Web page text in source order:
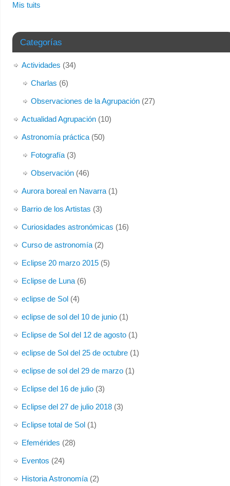
Mis tuits
Categorías
Actividades (34)
Charlas (6)
Observaciones de la Agrupación(27)
Actualidad Agrupación(10)
Astronomía práctica(50)
Fotografía(3)
Observación(46)
Aurora boreal en Navarra(1)
Barrio de los Artistas (3)
Curiosidades astronómicas (16)
Curso de astronomía(2)
Eclipse 20 marzo 2015(5)
Eclipse de Luna(6)
eclipse de Sol(4)
eclipse de sol del 10 de junio(1)
Eclipse de Sol del 12 de agosto(1)
eclipse de Sol del 25 de octubre(1)
eclipse de sol del 29 de marzo(1)
Eclipse del 16 de julio(3)
Eclipse del 27 de julio 2018(3)
Eclipse total de Sol(1)
Efemérides (28)
Eventos (24)
Historia Astronomía(2)